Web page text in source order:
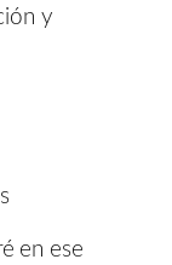
y
en ese